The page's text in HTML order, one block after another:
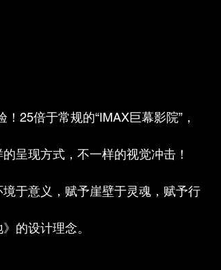
25倍于常规的“IMAX巨幕影院”，
呈现方式，不一样的视觉冲击！
于意义，赋予崖壁于灵魂，赋予行
的设计理念。